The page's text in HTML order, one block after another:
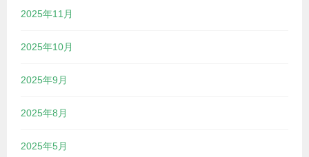
2025年11月
2025年10月
2025年9月
2025年8月
2025年5月